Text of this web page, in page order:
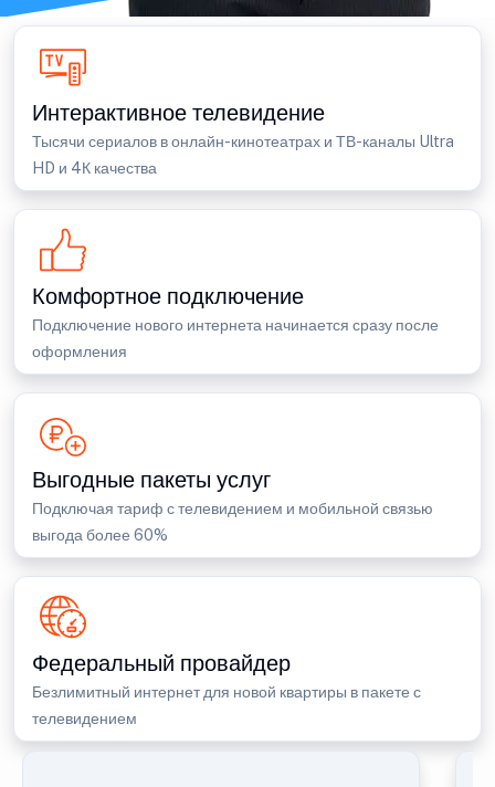
Интерактивное телевидение
Тысячи сериалов в онлайн-кинотеатрах и ТВ-каналы Ultra
HD и 4К качества
Комфортное подключение
Подключение нового интернета начинается сразу после
оформления
Выгодные пакеты услуг
Подключая тариф с телевидением и мобильной связью
выгода более 60%
Федеральный провайдер
Безлимитный интернет для новой квартиры в пакете с
телевидением